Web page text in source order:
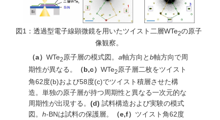
図1：透過型電子線顕微鏡を用いたツイスト二層WTe2の原子
像観察。
（a）WTe2原子層の模式図。a軸方向とb軸方向で周
期性が異なる。
（b,c）WTe2原子層二枚をツイスト
角62度(b)および58度(c)でツイスト積層させた構
造。単独の原子層が持つ周期性と異なる一次元的な
周期性が出現する。(d) 試料構造および実験の模式
図。h-BNは試料の保護層。 （e,f） ツイスト角62度